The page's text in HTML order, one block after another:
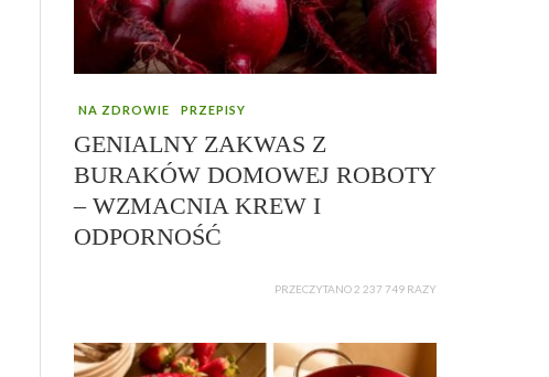
NA ZDROWIE PRZEPISY
GENIALNY ZAKWAS Z
BURAKÓW DOMOWEJ ROBOTY
– WZMACNIA KREW I
ODPORNOŚĆ
PRZECZYTANO 2 237 749 RAZY